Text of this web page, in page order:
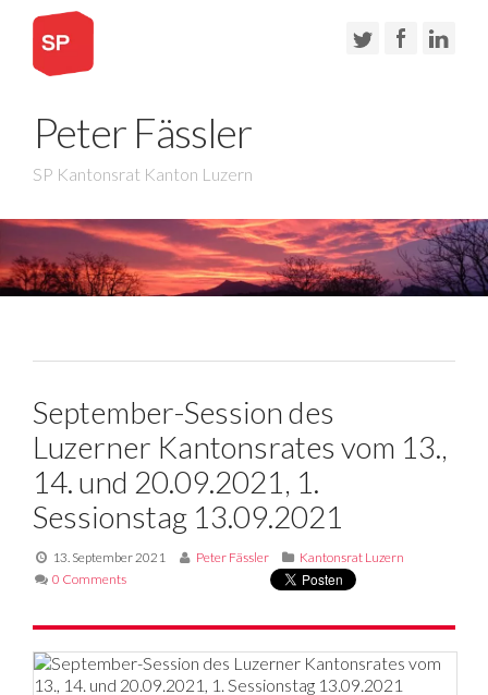
Peter Fässler
SP Kantonsrat Kanton Luzern
September-Session des
Luzerner Kantonsrates vom 13.,
14. und 20.09.2021, 1.
Sessionstag 13.09.2021
13. September 2021 Peter Fässler
Kantonsrat Luzern
0 Comments